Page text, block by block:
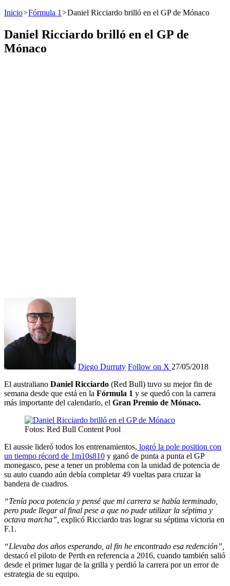
Inicio>Fórmula 1 >Daniel Ricciardo brilló en el GP de Mónaco
Daniel Ricciardo brilló en el GP de
Mónaco
Diego Durruty Follow on X 27/05/2018
El australiano Daniel Ricciardo (Red Bull) tuvo su mejor fin de
semana desde que está en la Fórmula 1 y se quedó con la carrera
más importante del calendario, el Gran Premio de Mónaco.
Fotos: Red Bull Content Pool
El aussie lideró todos los entrenamientos, logró la pole position con
un tiempo récord de 1m10s810 y ganó de punta a punta el GP
monegasco, pese a tener un problema con la unidad de potencia de
su auto cuando aún debía completar 49 vueltas para cruzar la
bandera de cuadros.
“Tenía poca potencia y pensé que mi carrera se había terminado,
pero pude llegar al final pese a que no pude utilizar la séptima y
octava marcha”, explicó Ricciardo tras lograr su séptima victoria en
F.1.
“Llevaba dos años esperando, al fin he encontrado esa redención”,
destacó el piloto de Perth en referencia a 2016, cuando también salió
desde el primer lugar de la grilla y perdió la carrera por un error de
estrategia de su equipo.